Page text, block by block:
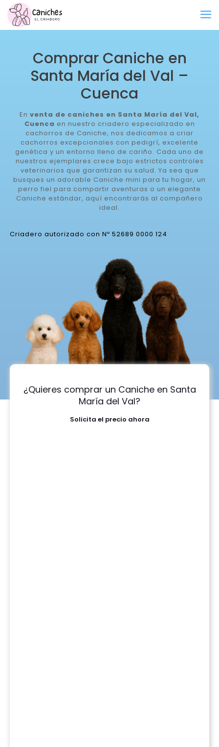
Comprar Caniche en
Santa María del Val –
Cuenca
En venta de caniches en Santa María del Val,
Cuenca en nuestro criadero especializado en
cachorros de Caniche, nos dedicamos a criar
cachorros excepcionales con pedigrí, excelente
genética y un entorno lleno de cariño. Cada uno de
nuestros ejemplares crece bajo estrictos controles
veterinarios que garantizan su salud. Ya sea que
busques un adorable Caniche mini para tu hogar, un
perro fiel para compartir aventuras o un elegante
Caniche estándar, aquí encontrarás al compañero
ideal.
Criadero autorizado con Nº 52689 0000 124
¿Quieres comprar un Caniche en Santa
María del Val?
Solicita el precio ahora